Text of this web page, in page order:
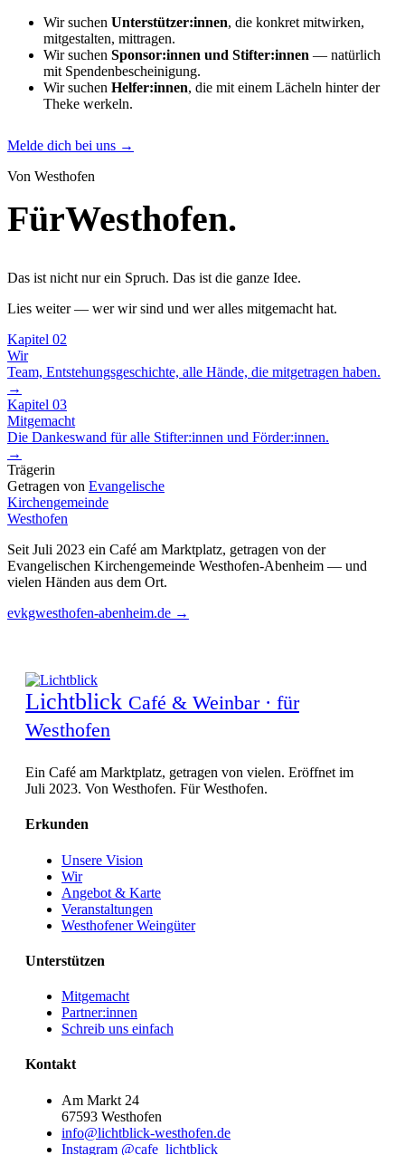
Wir suchen Unterstützer:innen, die konkret mitwirken,
mitgestalten, mittragen.
Wir suchen Sponsor:innen und Stifter:innen — natürlich
mit Spendenbescheinigung.
Wir suchen Helfer:innen, die mit einem Lächeln hinter der
Theke werkeln.
Melde dich bei uns →
Von Westhofen
FürWesthofen.
Das ist nicht nur ein Spruch. Das ist die ganze Idee.
Lies weiter — wer wir sind und wer alles mitgemacht hat.
Kapitel 02
Wir
Team, Entstehungsgeschichte, alle Hände, die mitgetragen haben.
→
Kapitel 03
Mitgemacht
Die Dankeswand für alle Stifter:innen und Förder:innen.
→
Trägerin
Getragen von Evangelische
Kirchengemeinde
Westhofen
Seit Juli 2023 ein Café am Marktplatz, getragen von der
Evangelischen Kirchengemeinde Westhofen-Abenheim — und
vielen Händen aus dem Ort.
evkgwesthofen-abenheim.de →
Lichtblick Café & Weinbar · für
Westhofen
Ein Café am Marktplatz, getragen von vielen. Eröffnet im
Juli 2023. Von Westhofen. Für Westhofen.
Erkunden
Unsere Vision
Wir
Angebot & Karte
Veranstaltungen
Westhofener Weingüter
Unterstützen
Mitgemacht
Partner:innen
Schreib uns einfach
Kontakt
Am Markt 24
67593 Westhofen
info@lichtblick-westhofen.de
Instagram @cafe_lichtblick